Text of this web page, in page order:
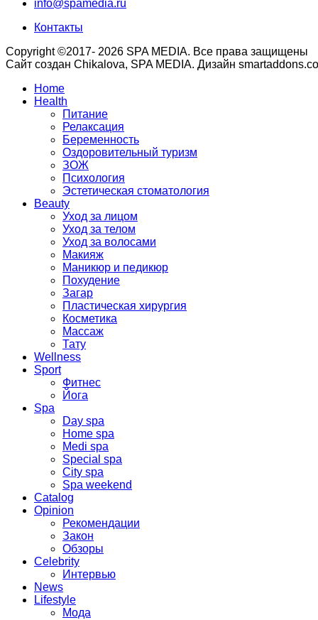
info@spamedia.ru
Контакты
Copyright ©2017- 2026 SPA MEDIA. Все права защищены
Сайт создан Chikalova, SPA MEDIA. Дизайн
Home
Health
Питание
Релаксация
Беременность
Оздоровительный туризм
ЗОЖ
Психология
Эстетическая стоматология
Beauty
Уход за лицом
Уход за телом
Уход за волосами
Макияж
Маникюр и педикюр
Похудение
Загар
Пластическая хирургия
Косметика
Массаж
Тату
Wellness
Sport
Фитнес
Йога
Spa
Day spa
Home spa
Medi spa
Special spa
City spa
Spa weekend
Catalog
Opinion
Рекомендации
Закон
Обзоры
Celebrity
Интервью
News
Lifestyle
Мода